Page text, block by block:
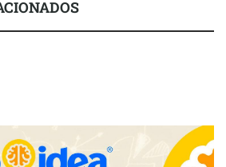
consolida su posición como
de referencia para empresas y
a la hostelería de Sevilla